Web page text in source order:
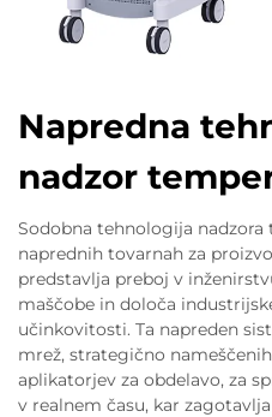
Napredna
nadzor
Sodobna tehnologija nadzora
naprednih tovarnah za
predstavlja preboj v
maščobe in določa
učinkovitosti. Ta napreden
mrež, strategično
aplikatorjev za obdelavo, za
v realnem času, kar